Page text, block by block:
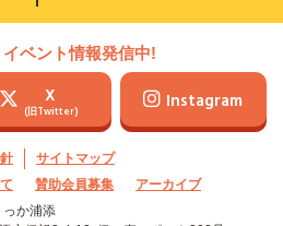
ベント情報発信中!
X
(旧Twitter) Instagram
サイトマップ
賛助会員募集
アーカイブ
っか浦添